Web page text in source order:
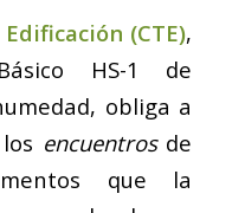
(CTE),
HS-1 de
obliga a
encuentrosde
que la